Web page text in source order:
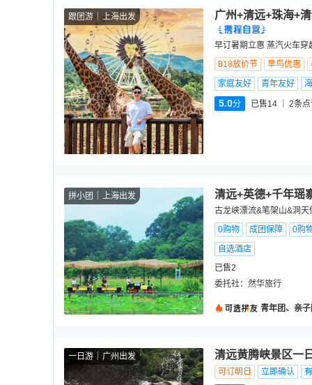
跟团游 上海出发 广州+清远+珠海+
早订暑期立惠 蒸汽火车
818放价节
早鸟优惠
家庭友好
青年友好
5.0分 已售14 2条
拼小团 上海出发 清远+英德+千年瑶
古龙峡漂流&笔架山&洞
0购物
成团保障
0购
自选酒店
已售2
委托社： 然华旅行
青年团、亲
一日游 广州出发 清远黄腾峡景区一
可订明日 立即确认